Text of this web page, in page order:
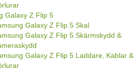
Galaxy Z Flip 5
Galaxy Z Flip 5 Skal
Galaxy Z Flip 5 Skärmskydd &
Galaxy Z Flip 5 Laddare, Kablar &